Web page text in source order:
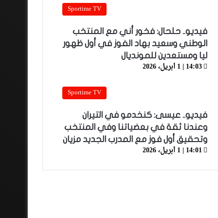
Sportime TV
فيديو.. حلحال: فخور أني مع المنتخب
الوطني وسعيد بهاد الفوز في أول ظهور
ليا ومستعدين للمونديال
14:03 | 1 أبريل، 2026
Sportime TV
فيديو.. عيسى: كنخدمو في التيران
وعندنا ثقة في بعضياتنا وفي المنتخب
وتحقيق أول فوز مع المدرب الجديد مزيان
14:01 | 1 أبريل، 2026